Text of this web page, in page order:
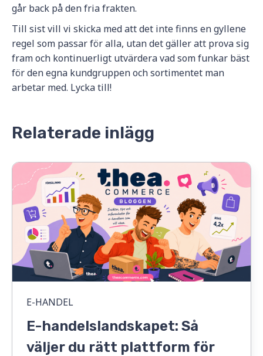
går back på den fria frakten.
Till sist vill vi skicka med att det inte finns en gyllene
regel som passar för alla, utan det gäller att prova sig
fram och kontinuerligt utvärdera vad som funkar bäst
för den egna kundgruppen och sortimentet man
arbetar med. Lycka till!
Relaterade inlägg
E-HANDEL
E-handelslandskapet: Så
väljer du rätt plattform för